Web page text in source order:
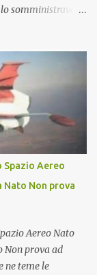
somministravano
Ghiacciato, ma
Spazio Aereo
Nato Non prova
Aereo Nato
Non prova ad
ne teme le